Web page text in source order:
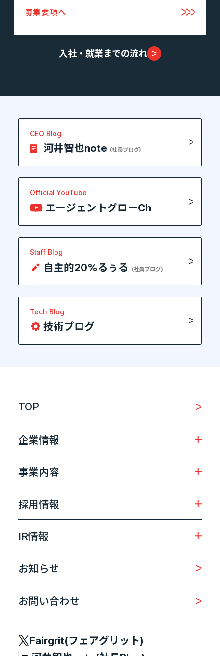
募集要項へ
入社・就業までの流れ
CEO Blog
河井智也note (社長ブログ)
Official YouTube
エージェントグローCh
Staff Blog
自主的20%るぅる (社員ブログ)
Tech Blog
技術ブログ
TOP
企業情報
事業内容
採用情報
IR情報
お知らせ
お問い合わせ
Fairgrit(フェアグリット)